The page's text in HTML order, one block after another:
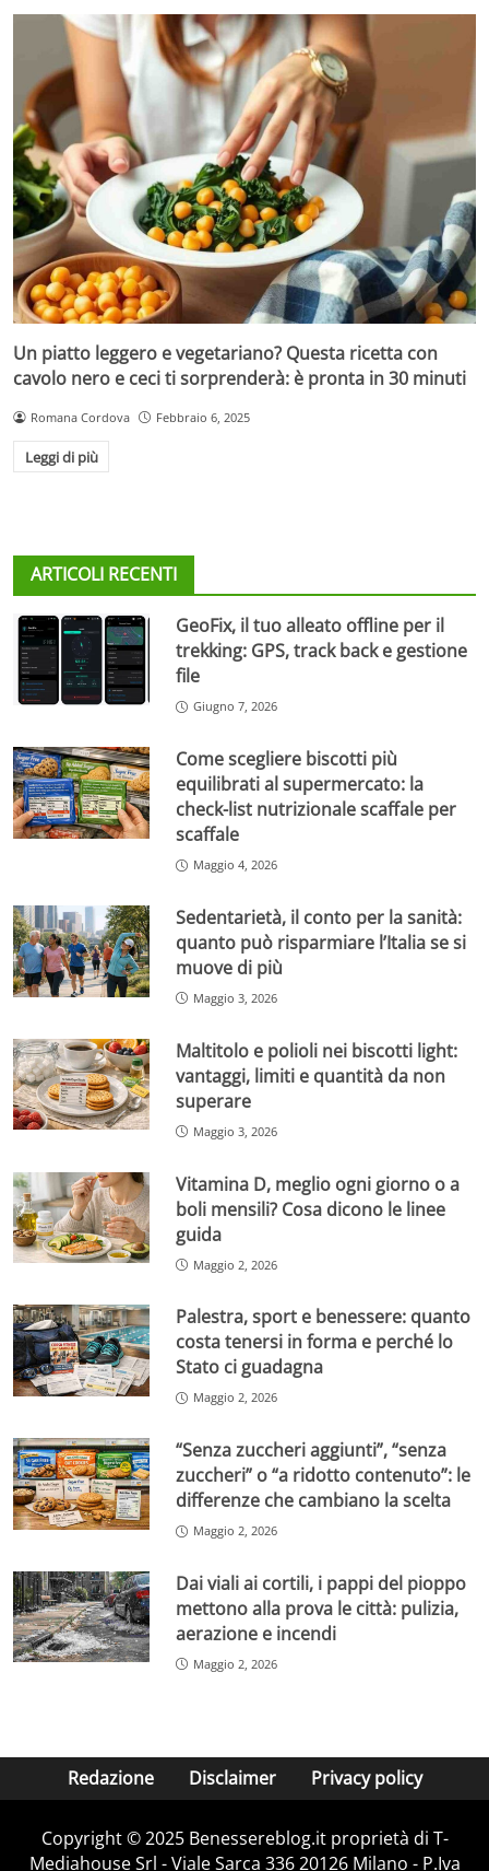
Un piatto leggero e vegetariano? Questa ricetta con
cavolo nero e ceci ti sorprenderà: è pronta in 30 minuti
Romana Cordova Febbraio 6, 2025
Leggi di più
ARTICOLI RECENTI
GeoFix, il tuo alleato offline per il
trekking: GPS, track back e gestione
file
Giugno 7, 2026
Come scegliere biscotti più
equilibrati al supermercato: la
check-list nutrizionale scaffale per
scaffale
Maggio 4, 2026
Sedentarietà, il conto per la sanità:
quanto può risparmiare l’Italia se si
muove di più
Maggio 3, 2026
Maltitolo e polioli nei biscotti light:
vantaggi, limiti e quantità da non
superare
Maggio 3, 2026
Vitamina D, meglio ogni giorno o a
boli mensili? Cosa dicono le linee
guida
Maggio 2, 2026
Palestra, sport e benessere: quanto
costa tenersi in forma e perché lo
Stato ci guadagna
Maggio 2, 2026
“Senza zuccheri aggiunti”, “senza
zuccheri” o “a ridotto contenuto”: le
differenze che cambiano la scelta
Maggio 2, 2026
Dai viali ai cortili, i pappi del pioppo
mettono alla prova le città: pulizia,
aerazione e incendi
Maggio 2, 2026
Redazione Disclaimer Privacy policy
Copyright © 2025 Benessereblog.it proprietà di T-
Mediahouse Srl - Viale Sarca 336 20126 Milano - P.Iva